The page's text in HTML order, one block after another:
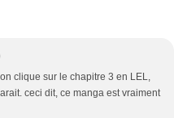
clique sur le chapitre 3 en LEL,
ceci dit, ce manga est vraiment